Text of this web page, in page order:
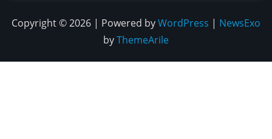
Copyright © 2026 | Powered byWordPress | NewsExo
byThemeArile